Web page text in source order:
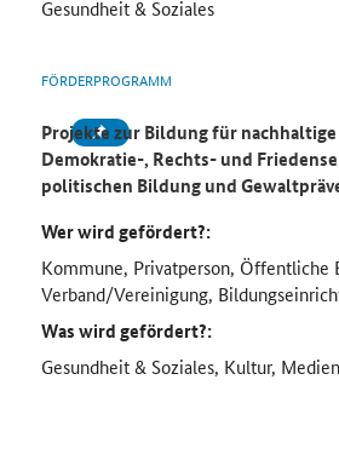
Gesundheit & Soziales
FÖRDERPROGRAMM
Projekte zur Bildung für
Demokratie-, Rechts- und
politischen Bildung und
Wer wird gefördert?:
Kommune, Privatperson, Öffentliche
Verband/Vereinigung,
Was wird gefördert?:
Gesundheit & Soziales, Kultur,